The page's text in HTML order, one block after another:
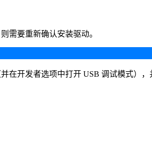
需要重新确认安装驱动。
在开发者选项中打开 USB 调试模式）